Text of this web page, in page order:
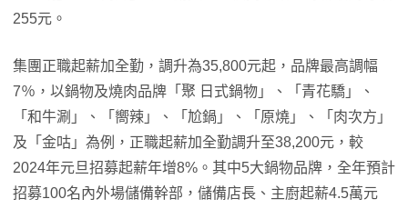
255元。
集團正職起薪加全勤，調升為35,800元起，品牌最高調幅
7％，以鍋物及燒肉品牌「聚 日式鍋物」、「青花驕」、
「和牛涮」、「嚮辣」、「尬鍋」、「原燒」、「肉次方」
及「金咕」為例，正職起薪加全勤調升至38,200元，較
2024年元旦招募起薪年增8%。其中5大鍋物品牌，全年預計
招募100名內外場儲備幹部，儲備店長、主廚起薪4.5萬元